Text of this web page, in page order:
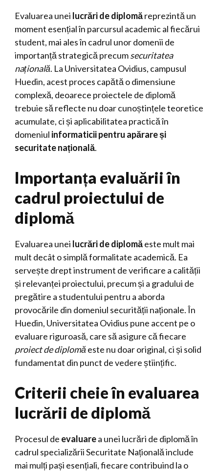
Evaluarea unei lucrări de diplomăreprezintă un
moment esențial în parcursul academic al fiecărui
student, mai ales în cadrul unor domenii de
importanță strategică precumsecuritatea
națională. La Universitatea Ovidius, campusul
Huedin, acest proces capătă o dimensiune
complexă, deoarece proiectele de diplomă
trebuie să reflecte nu doar cunoștințele teoretice
acumulate, ci și aplicabilitatea practică în
domeniul informaticii pentru apărare și
securitate națională.
Importanța evaluării în
cadrul proiectului de
diplomă
Evaluarea unei lucrări de diplomăeste mult mai
mult decât o simplă formalitate academică. Ea
servește drept instrument de verificare a calității
și relevanței proiectului, precum și a gradului de
pregătire a studentului pentru a aborda
provocările din domeniul securității naționale. În
Huedin, Universitatea Ovidius pune accent pe o
evaluare riguroasă, care să asigure că fiecare
proiect de diplomă este nu doar original, ci și solid
fundamentat din punct de vedere științific.
Criterii cheie în evaluarea
lucrării de diplomă
Procesul de evaluarea unei lucrări de diplomă în
cadrul specializării Securitate Națională include
mai mulți pași esențiali, fiecare contribuind la o